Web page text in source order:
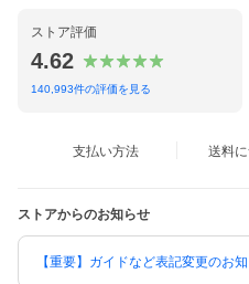
ストア評価
4.62
140,993件の評価を見る
支払い方法 送料
ストアからのお知らせ
【重要】ガイドなど表記変更のお